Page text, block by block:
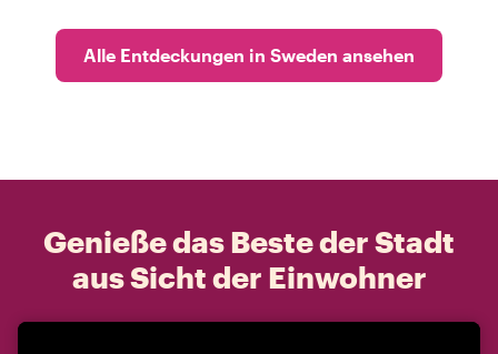
Alle Entdeckungen in Sweden ansehen
Genieße das Beste der Stadt
aus Sicht der Einwohner